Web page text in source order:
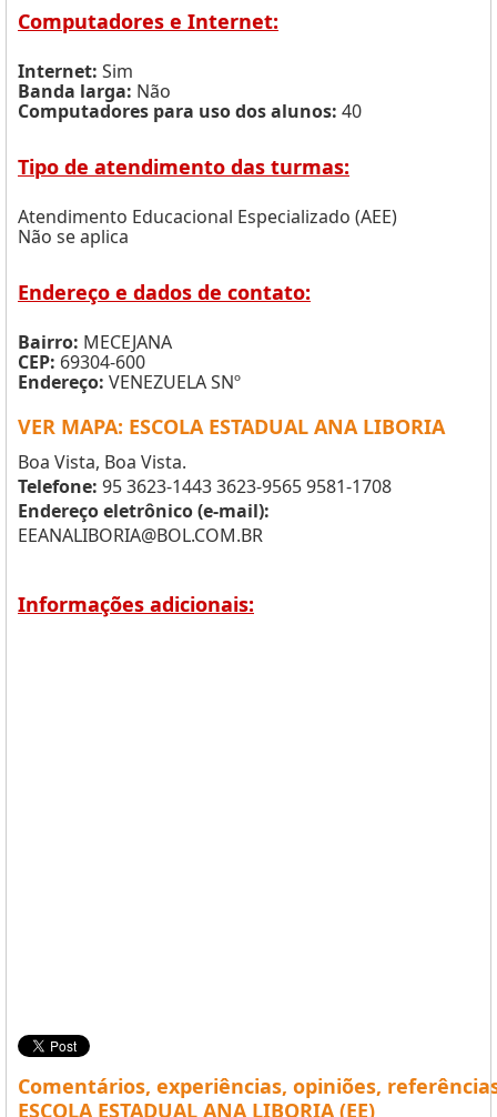
Computadores e Internet:
Internet: Sim
Banda larga: Não
Computadores para uso dos alunos: 40
Tipo de atendimento das turmas:
Atendimento Educacional Especializado (AEE)
Não se aplica
Endereço e dados de contato:
Bairro: MECEJANA
CEP: 69304-600
Endereço: VENEZUELA SNº
VER MAPA: ESCOLA ESTADUAL ANA LIBORIA
Boa Vista, Boa Vista.
Telefone: 95 3623-1443 3623-9565 9581-1708
Endereço eletrônico (e-mail):
EEANALIBORIA@BOL.COM.BR
Informações adicionais:
Comentários, experiências, opiniões,
ESCOLA ESTADUAL ANA LIBORIA (EE)